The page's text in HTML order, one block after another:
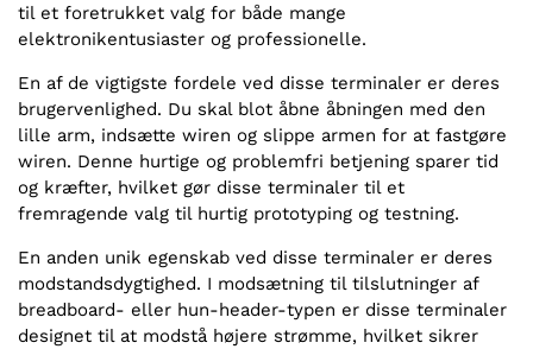
til et foretrukket valg for både mange
elektronikentusiaster og professionelle.
En af de vigtigste fordele ved disse terminaler er deres
brugervenlighed. Du skal blot åbne åbningen med den
lille arm, indsætte wiren og slippe armen for at fastgøre
wiren. Denne hurtige og problemfri betjening sparer tid
og kræfter, hvilket gør disse terminaler til et
fremragende valg til hurtig prototyping og testning.
En anden unik egenskab ved disse terminaler er deres
modstandsdygtighed. I modsætning til tilslutninger af
breadboard- eller hun-header-typen er disse terminaler
designet til at modstå højere strømme, hvilket sikrer